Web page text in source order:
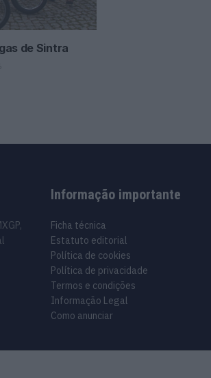
de Sintra
Informação importante
Ficha técnica
Estatuto editorial
Política de cookies
Política de privacidade
Termos e condições
Informação Legal
Como anunciar